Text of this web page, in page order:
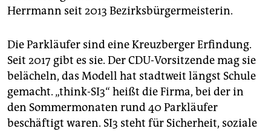
Herrmann seit 2013 Bezirksbürgermeisterin.
Die Parkläufer sind eine Kreuzberger Erfindung.
Seit 2017 gibt es sie. Der CDU-Vorsitzende mag sie
belächeln, das Modell hat stadtweit längst Schule
gemacht. „think-SI3“ heißt die Firma, bei der in
den Sommermonaten rund 40 Parkläufer
beschäftigt waren. SI3 steht für Sicherheit, soziale